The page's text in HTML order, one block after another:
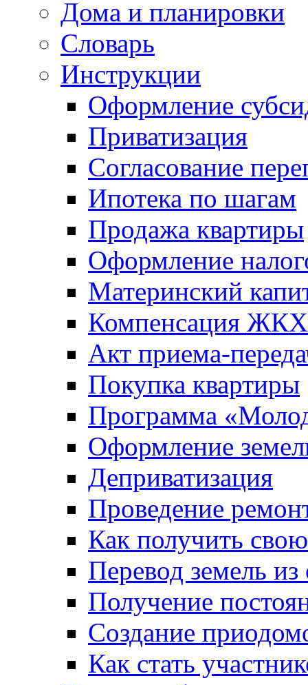
Дома и планировки
Словарь
Инструкции
Оформление
Приватизация
Согласование
Ипотека по шагам
Продажа квартиры
Оформление
Материнский
Компенсация ЖКХ
Акт приема-
Покупка квартиры
Программа
Оформление
Деприватизация
Проведение
Как получить
Перевод земель
Получение
Создание
Как стать